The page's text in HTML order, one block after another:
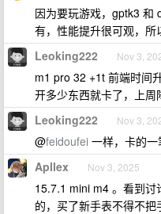
因为要玩游戏，gptk3 和
有，性能提升很可观，所
Leoking222 Nov 3,
m1 pro 32 +1t 前端时间
开多少东西就卡了，上周
Leoking222 Nov 3,
@feidoufei 一样，卡的
Apllex Nov 3, 2025
15.7.1 mini m4 。看到
的，买了新手表不得不